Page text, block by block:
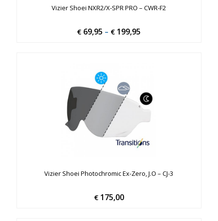
Vizier Shoei NXR2/X-SPR PRO – CWR-F2
€ 69,95 – € 199,95
Vizier Shoei Photochromic Ex-Zero, J.O – CJ-3
€175,00